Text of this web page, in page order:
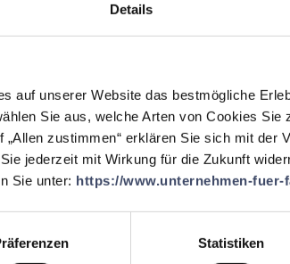
Details
auf unserer Website das bestmögliche
Sie aus, welche Arten von Cookies
„Allen zustimmen“ erklären Sie sich mit der
jederzeit mit Wirkung für die Zukunft
Sie unter: https://www.unternehmen-
Statistiken
Fällen
für neue Mitarbeiter
durch
von Familie und Beruf hat sich ausgezahlt,
Familienfreundliche Maßnahmen stärken
Dies zeigt sich in der geringen
wie auch in der hohen Mitarbeitermoral. All